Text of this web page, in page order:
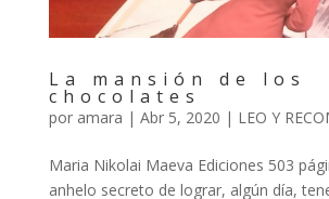
La mansión de los
chocolates
por amara | Abr 5, 2020 | LEO Y
Maria Nikolai Maeva Ediciones 503
anhelo secreto de lograr, algún día,